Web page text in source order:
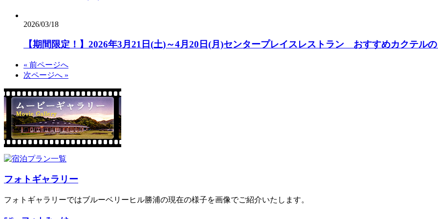
2026/03/18
【期間限定！】2026年3月21日(土)～4月20日(月)センタープレイスレストラン おすすめカクテル
« 前ページへ
次ページへ »
フォトギャラリー
フォトギャラリーではブルーベリーヒル勝浦の現在の様子を画像でご紹介いたします。